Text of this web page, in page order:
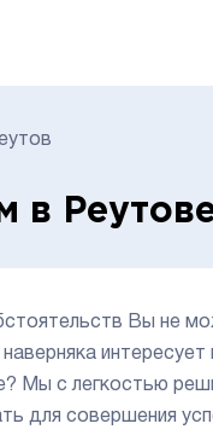
в
Вы не
Мы с легкостью
для совершения